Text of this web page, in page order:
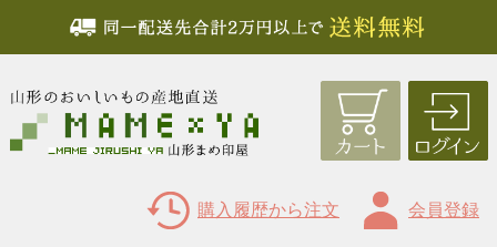
購入履歴から注文 会員登録